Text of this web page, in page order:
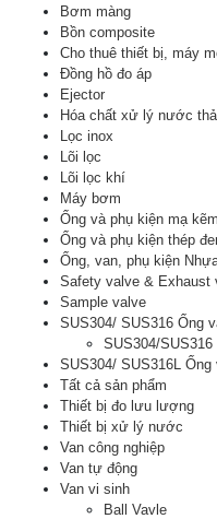
Bơm màng
Bồn composite
Cho thuê thiết bị, máy
Đồng hồ đo áp
Ejector
Hóa chất xử lý nước
Lọc inox
Lõi lọc
Lõi lọc khí
Máy bơm
Ống và phụ kiện mạ kẽm
Ống và phụ kiện thép
Ống, van, phụ kiện
Safety valve & Exhaust
Sample valve
SUS304/ SUS316 Ống
SUS304/
SUS304/ SUS316L
Tất cả sản phẩm
Thiết bị đo lưu lượng
Thiết bị xử lý nước
Van công nghiệp
Van tự động
Van vi sinh
Ball Vavle